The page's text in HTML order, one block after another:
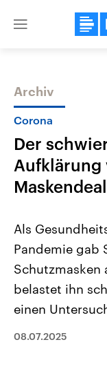
Close
Themen
Aktuelle Beiträge,
Hintergründe
Wirtschaftlich und
gehören die
den mächtigsten
mit großem
Archiv
Corona
Der
Aufklärung
Maskendeal
Als
Pandemie gab
Schutzmasken
belastet ihn
einen
08.07.2025